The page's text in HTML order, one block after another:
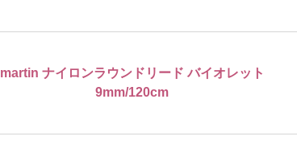
martin ナイロンラウンドリード バイオレット
9mm/120cm